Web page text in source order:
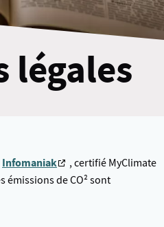
légales
Infomaniak
, certifié MyClimate
émissions de CO² sont